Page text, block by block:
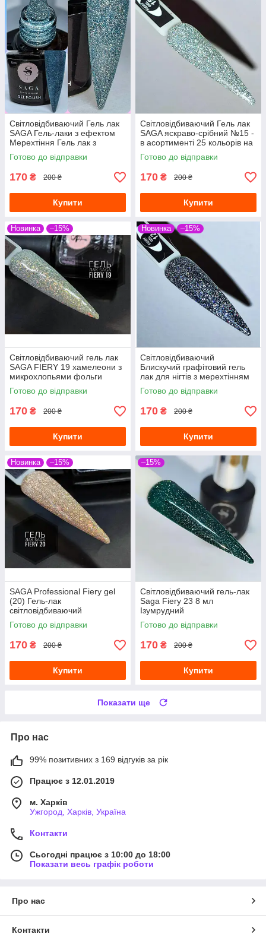
Світловідбиваючий Гель лак
SAGA Гель-лаки з ефектом
Мерехтіння Гель лак з
переливчастими блискіток
Готово до відправки
170 ₴ 200 ₴
Купити
Світловідбиваючий Гель лак
SAGA яскраво-срібний №15 -
в асортименті 25 кольорів на
вибір
Готово до відправки
170 ₴ 200 ₴
Купити
Новинка –15%
Світловідбиваючий гель лак
SAGA FIERY 19 хамелеони з
микрохлопьями фольги
ефект відображення срібло 8
мл
Готово до відправки
170 ₴ 200 ₴
Купити
Новинка –15%
Світловідбиваючий
Блискучий графітовий гель
лак для нігтів з мерехтінням
блискітками микроблеском
шиммером глітером
Готово до відправки
170 ₴ 200 ₴
Купити
Новинка –15%
SAGA Professional Fiery gel
(20) Гель-лак
світловідбиваючий
золотистий 8 мл
Готово до відправки
170 ₴ 200 ₴
Купити
–15%
Світловідбиваючий гель-лак
Saga Fiery 23 8 мл
Iзумрудний
Готово до відправки
170 ₴ 200 ₴
Купити
Показати ще
Про нас
99% позитивних з 169 відгуків за рік
Працює з 12.01.2019
м. Харків
Ужгород, Харків, Україна
Контакти
Сьогодні працює з 10:00 до 18:00
Показати весь графік роботи
Про нас
Контакти